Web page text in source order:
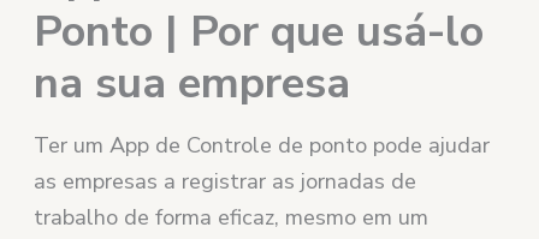
Ponto | Por que usá-lo
na sua empresa
Ter um App de Controle de ponto pode ajudar
as empresas a registrar as jornadas de
trabalho de forma eficaz, mesmo em um